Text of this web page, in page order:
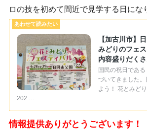
ロの技を初めて間近で見学する日にな
【加古川市】
みどりのフェ
内容盛りだく
国民の祝日であ
づいてきました
よう！ 花とみど
202 …
情報提供ありがとうございます！